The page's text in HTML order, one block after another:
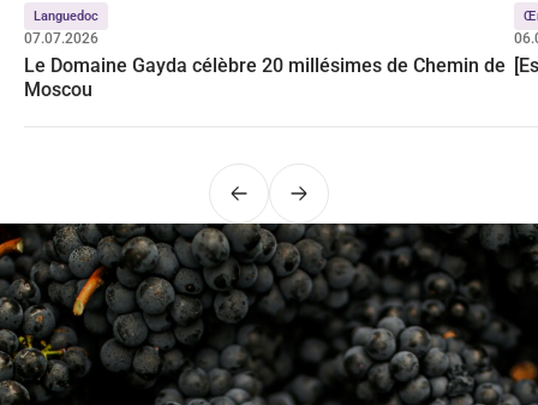
Languedoc
07.07.2026
Le Domaine Gayda célèbre 20 millésimes de Chemin de
Moscou
PrécédentSuivant